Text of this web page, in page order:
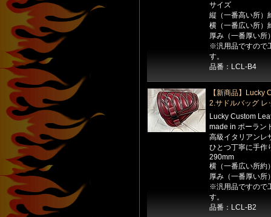
サイズ
縦（一番高い所）
横（一番広い所）
厚み（一番厚い所
※汎用品ですので
す。
品番：LCL-B4
【新商品】Lucky
2.サドルバッグ レ
Lucky Custom
made in ポーラン
高級イタリアンレ
ひとつ丁寧に手作
290mm
横（一番広い所約
厚み（一番厚い所
※汎用品ですので
す。
品番：LCL-B2